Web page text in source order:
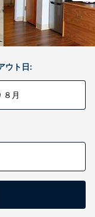
ウト日:
８月